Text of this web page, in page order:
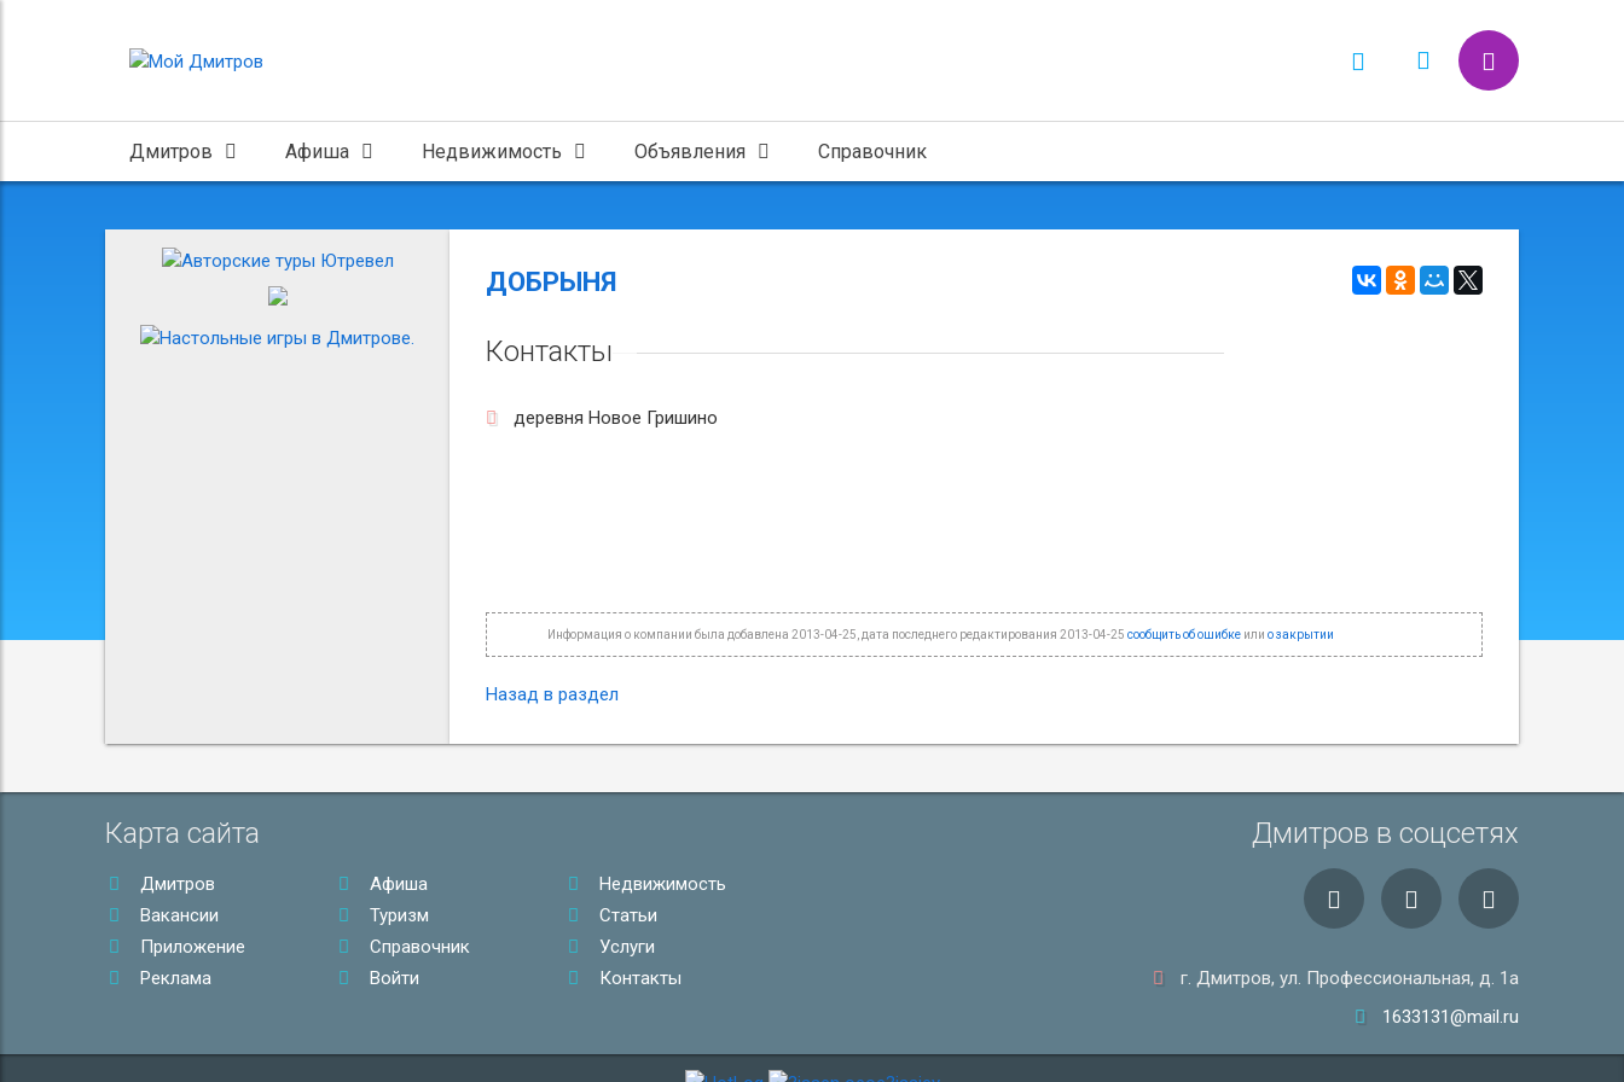
Дмитров Афиша Недвижимость Объявления Справочник
ДОБРЫНЯ
Контакты
деревня Новое Гришино
Информация о компании была добавлена 2013-04-25, дата последнего редактирования 2013-04-25 сообщить об ошибке или о закрытии
Назад в раздел
Карта сайта
Дмитров Афиша
Недвижимость
Вакансии
Туризм
Статьи
Приложение
Справочник
Услуги
Реклама
Войти Контакты
Дмитров в соцсетях
г. Дмитров, ул. Профессиональная, д. 1а
1633131@mail.ru